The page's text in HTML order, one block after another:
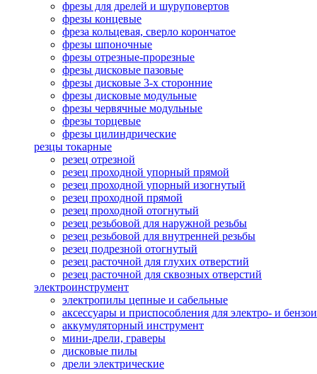
фрезы для дрелей и шуруповертов
фрезы концевые
фреза кольцевая, сверло корончатое
фрезы шпоночные
фрезы отрезные-прорезные
фрезы дисковые пазовые
фрезы дисковые 3-х сторонние
фрезы дисковые модульные
фрезы червячные модульные
фрезы торцевые
фрезы цилиндрические
резцы токарные
резец отрезной
резец проходной упорный прямой
резец проходной упорный изогнутый
резец проходной прямой
резец проходной отогнутый
резец резьбовой для наружной резьбы
резец резьбовой для внутренней резьбы
резец подрезной отогнутый
резец расточной для глухих отверстий
резец расточной для сквозных отверстий
электроинструмент
электропилы цепные и сабельные
аксессуары и приспособления для электро- и
аккумуляторный инструмент
мини-дрели, граверы
дисковые пилы
дрели электрические